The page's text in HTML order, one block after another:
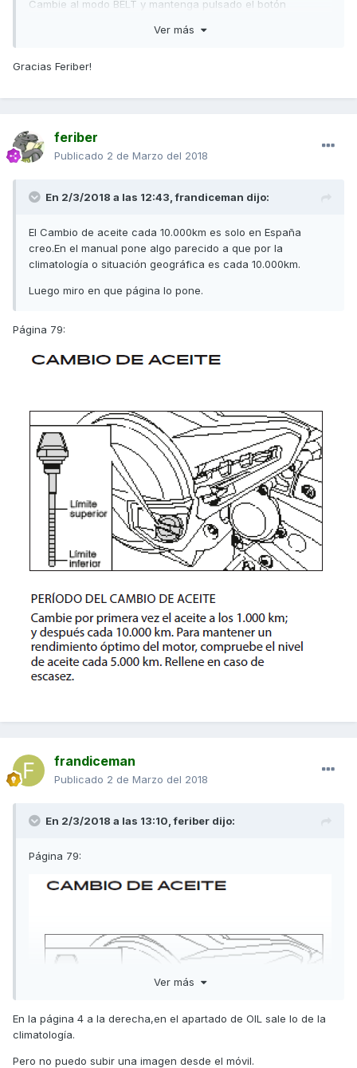
Cambie al modo BELT y mantenga pulsado el botón
se ilumina cuando se recorran 20.000 km.
“O” durante 2 segundos para apagar el testigo y
Ver más
Gracias Feriber!
feriber
Publicado 2 de Marzo del 2018
En 2/3/2018 a las 12:43,frandiceman dijo:
El Cambio de aceite cada 10.000km es solo en España
creo.En el manual pone algo parecido a que por la
climatología o situación geográfica es cada 10.000km.
Luego miro en que página lo pone.
Página 79:
frandiceman
Publicado 2 de Marzo del 2018
En 2/3/2018 a las 13:10,feriber dijo:
Página 79:
Ver más
En la página 4 a la derecha,en el apartado de OIL sale lo de la
climatología.
Pero no puedo subir una imagen desde el móvil.